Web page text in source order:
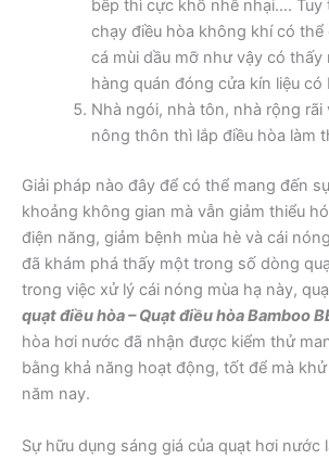
bếp thì cực khổ nhễ nhại…. Tuy
chạy điều hòa không khí có thể
cá mùi dầu mỡ như vậy có thấy
hàng quán đóng cửa kín liệu
Nhà ngói, nhà tôn, nhà rộng rãi
nông thôn thì lắp điều hòa làm
Giải pháp nào đây để có thể mang đến
khoảng không gian mà vẫn giảm thiểu
điện năng, giảm bệnh mùa hè và cái
đã khám phá thấy một trong số dòng
trong việc xử lý cái nóng mùa hạ này,
quạt điều hòa – Quạt điều hòa Bamboo
hòa hơi nước đã nhận được kiểm thử
bằng khả năng hoạt động, tốt để mà
năm nay.
Sự hữu dụng sáng giá của quạt hơi nước